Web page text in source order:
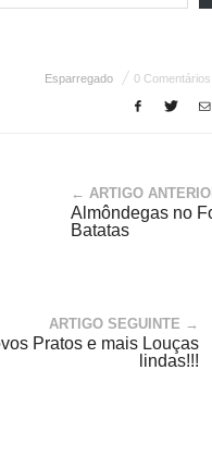
Esparregado 0 Comentários
← ARTIGO
Almôndegas no
Batatas
ARTIGO SEGUINTE →
Pratos e mais Louças
lindas!!!